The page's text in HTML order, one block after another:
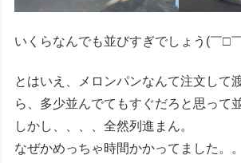
いくらなんでも並びすぎでしょう(￣□￣
とはいえ、メロンパンなんて注文して
ら、多少並んでてもすぐだろと思って
しかし、、、、全然列進まん。
なぜかめっちゃ時間かかってました。。